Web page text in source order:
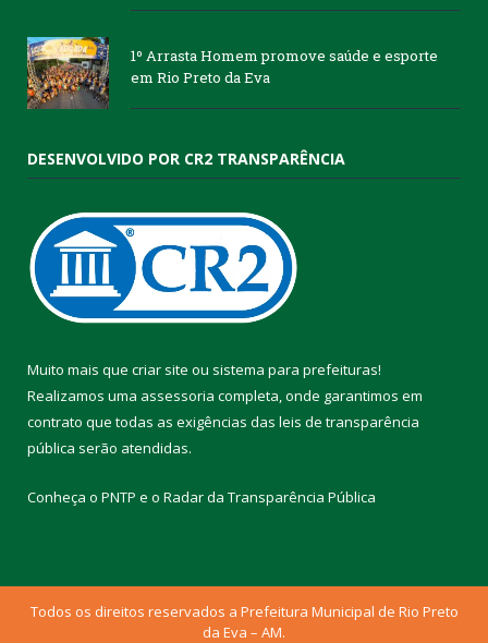
1º Arrasta Homem promove saúde e esporte
em Rio Preto da Eva
DESENVOLVIDO POR CR2 TRANSPARÊNCIA
Muito mais que criar site ou sistema para prefeituras!
Realizamos uma assessoria completa, onde garantimos em
contrato que todas as exigências das leis de transparência
pública serão atendidas.
Conheça o PNTP e o Radar da Transparência Pública
Todos os direitos reservados a Prefeitura Municipal de Rio Preto
da Eva – AM.